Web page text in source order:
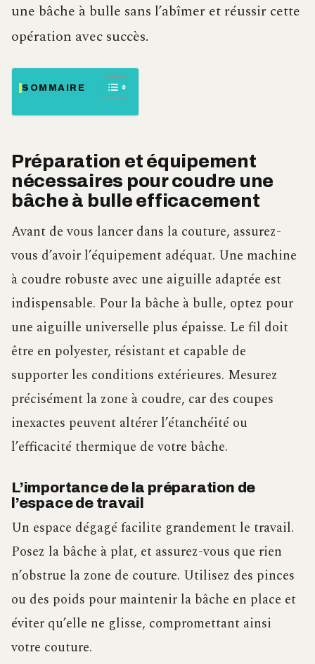
une bâche à bulle sans l’abîmer et réussir cette
opération avec succès.
SOMMAIRE
Préparation et équipement
nécessaires pour coudre une
bâche à bulle efficacement
Avant de vous lancer dans la couture, assurez-
vous d’avoir l’équipement adéquat. Une machine
à coudre robuste avec une aiguille adaptée est
indispensable. Pour la bâche à bulle, optez pour
une aiguille universelle plus épaisse. Le fil doit
être en polyester, résistant et capable de
supporter les conditions extérieures. Mesurez
précisément la zone à coudre, car des coupes
inexactes peuvent altérer l’étanchéité ou
l’efficacité thermique de votre bâche.
L’importance de la préparation de
l’espace de travail
Un espace dégagé facilite grandement le travail.
Posez la bâche à plat, et assurez-vous que rien
n’obstrue la zone de couture. Utilisez des pinces
ou des poids pour maintenir la bâche en place et
éviter qu’elle ne glisse, compromettant ainsi
votre couture.